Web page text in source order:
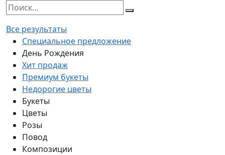
Все результаты
Специальное предложение
День Рождения
Хит продаж
Премиум букеты
Недорогие цветы
Букеты
Цветы
Розы
Повод
Композиции